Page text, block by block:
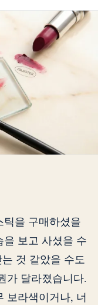
을 구매하셨을
보고 사셨을 수
것 같았을 수도
가 달라졌습니다.
보라색이거나, 너